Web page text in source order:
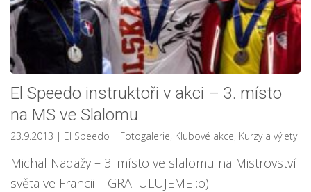
El Speedo instruktoři v akci – 3. místo
na MS ve Slalomu
23.9.2013 | El Speedo | Fotogalerie, Klubové akce, Kurzy a výlety
Michal Nadažy – 3. místo ve slalomu na Mistrovství
světa ve Francii – GRATULUJEME :o)